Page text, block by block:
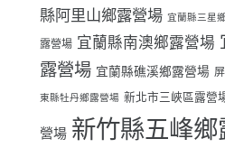
縣阿里山鄉露營場 宜蘭縣三星
露營場 宜蘭縣南澳鄉露營場
露營場 宜蘭縣礁溪鄉露營場
東縣牡丹鄉露營場 新北市三峽區露營
營場 新竹縣五峰